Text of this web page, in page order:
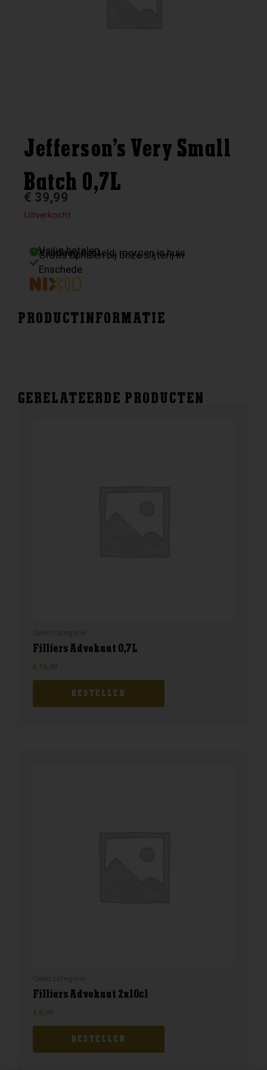
Jefferson’s Very Small
Batch 0,7L
€ 39,99
Uitverkocht
Veilig betalen
Vandaag besteld, morgen in huis
Gratis ophalen bij onze slijterij in
Enschede
PRODUCTINFORMATIE
GERELATEERDE PRODUCTEN
Filliers Advokaat 0,7L
€ 16,49
BESTELLEN
Filliers Advokaat 2x10cl
€ 8,99
BESTELLEN